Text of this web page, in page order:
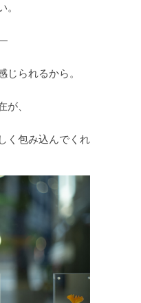
。
じられるから。
が、
く包み込んでくれ